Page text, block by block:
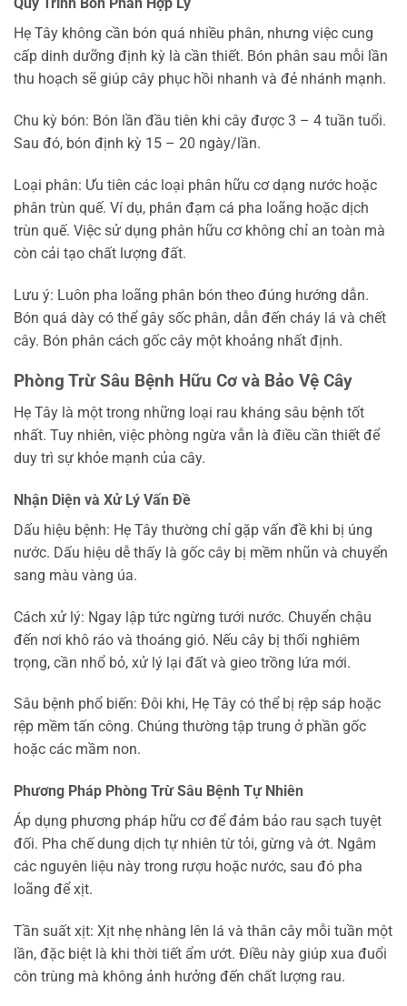
Hẹ Tây không cần bón quá nhiều phân, nhưng việc cung
cấp dinh dưỡng định kỳ là cần thiết. Bón phân sau mỗi lần
thu hoạch sẽ giúp cây phục hồi nhanh và đẻ nhánh mạnh.
Chu kỳ bón: Bón lần đầu tiên khi cây được 3 – 4 tuần tuổi.
Sau đó, bón định kỳ 15 – 20 ngày/lần.
Loại phân: Ưu tiên các loại phân hữu cơ dạng nước hoặc
phân trùn quế. Ví dụ, phân đạm cá pha loãng hoặc dịch
trùn quế. Việc sử dụng phân hữu cơ không chỉ an toàn mà
còn cải tạo chất lượng đất.
Lưu ý: Luôn pha loãng phân bón theo đúng hướng dẫn.
Bón quá dày có thể gây sốc phân, dẫn đến cháy lá và chết
cây. Bón phân cách gốc cây một khoảng nhất định.
Phòng Trừ Sâu Bệnh Hữu Cơ và Bảo Vệ Cây
Hẹ Tây là một trong những loại rau kháng sâu bệnh tốt
nhất. Tuy nhiên, việc phòng ngừa vẫn là điều cần thiết để
duy trì sự khỏe mạnh của cây.
Nhận Diện và Xử Lý Vấn Đề
Dấu hiệu bệnh: Hẹ Tây thường chỉ gặp vấn đề khi bị úng
nước. Dấu hiệu dễ thấy là gốc cây bị mềm nhũn và chuyển
sang màu vàng úa.
Cách xử lý: Ngay lập tức ngừng tưới nước. Chuyển chậu
đến nơi khô ráo và thoáng gió. Nếu cây bị thối nghiêm
trọng, cần nhổ bỏ, xử lý lại đất và gieo trồng lứa mới.
Sâu bệnh phổ biến: Đôi khi, Hẹ Tây có thể bị rệp sáp hoặc
rệp mềm tấn công. Chúng thường tập trung ở phần gốc
hoặc các mầm non.
Phương Pháp Phòng Trừ Sâu Bệnh Tự Nhiên
Áp dụng phương pháp hữu cơ để đảm bảo rau sạch tuyệt
đối. Pha chế dung dịch tự nhiên từ tỏi, gừng và ớt. Ngâm
các nguyên liệu này trong rượu hoặc nước, sau đó pha
loãng để xịt.
Tần suất xịt: Xịt nhẹ nhàng lên lá và thân cây mỗi tuần một
lần, đặc biệt là khi thời tiết ẩm ướt. Điều này giúp xua đuổi
côn trùng mà không ảnh hưởng đến chất lượng rau.